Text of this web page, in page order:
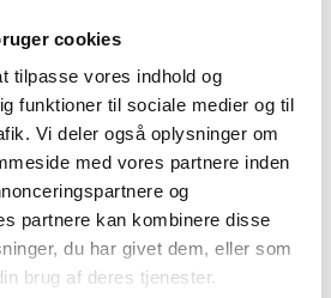
cookies
tilpasse vores indhold og
funktioner til sociale medier og til
Vi deler også oplysninger om
med vores partnere inden
og
partnere kan kombinere disse
du har givet dem, eller som
brug af deres tjenester.
lave priser*
ikke ernæringsprodukter.
af kendte
et stort udvalg af kendte
vitaminer og andre spændende
– altid til fast lav pris.